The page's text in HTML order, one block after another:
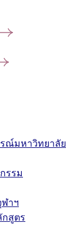
ณ์มหาวิทยาลัย
รรม
าฯ
สูตร